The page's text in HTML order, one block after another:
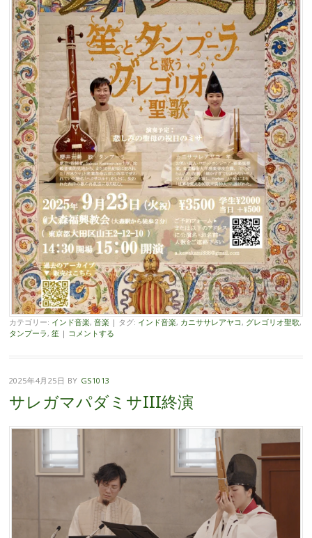
カテゴリー: インド音楽, 音楽 | タグ: インド音楽, カニササレアヤコ , グレゴリオ聖歌,
タンプーラ , 笙 | コメントする
2025年4月25日 BY GS1013
サレガマパダミサIII終演